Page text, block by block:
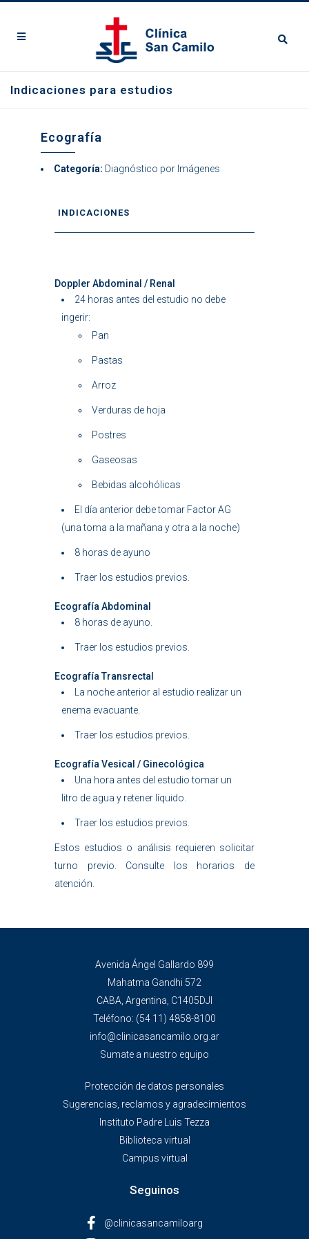
Indicaciones para estudios
Ecografía
Categoría: Diagnóstico por Imágenes
INDICACIONES
Doppler Abdominal / Renal
24 horas antes del estudio no debe
ingerir:
Pan
Pastas
Arroz
Verduras de hoja
Postres
Gaseosas
Bebidas alcohólicas
El día anterior debe tomar Factor AG
(una toma a la mañana y otra a la noche)
8 horas de ayuno
Traer los estudios previos.
Ecografía Abdominal
8 horas de ayuno.
Traer los estudios previos.
Ecografía Transrectal
La noche anterior al estudio realizar un
enema evacuante.
Traer los estudios previos.
Ecografía Vesical / Ginecológica
Una hora antes del estudio tomar un
litro de agua y retener líquido.
Traer los estudios previos.
Estos estudios o análisis requieren solicitar
turno previo. Consulte los horarios de
atención.
Avenida Ángel Gallardo 899
Mahatma Gandhi 572
CABA, Argentina, C1405DJI
Teléfono: (54 11) 4858-8100
info@clinicasancamilo.org.ar
Sumate a nuestro equipo
Protección de datos personales
Sugerencias, reclamos y agradecimientos
Instituto Padre Luis Tezza
Biblioteca virtual
Campus virtual
Seguinos
@clinicasancamiloarg